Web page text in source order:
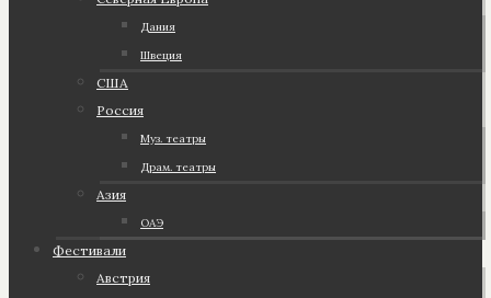
Дания
Швеция
США
Россия
Муз. театры
Драм. театры
Азия
ОАЭ
Фестивали
Австрия